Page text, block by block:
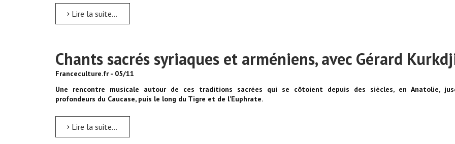
Lire la suite...
Chants sacrés syriaques et arméniens, avec Gérard
Franceculture.fr - 05/11
Une rencontre musicale autour de ces traditions sacrées qui se côtoient depuis des siècles, en Anatolie,
profondeurs du Caucase, puis le long du Tigre et de l’Euphrate.
Lire la suite...